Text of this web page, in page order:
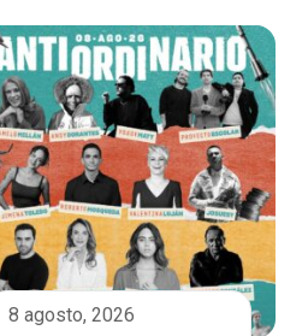
8 agosto, 2026